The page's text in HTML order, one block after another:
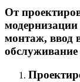
От
монтаж, ввод
обслуживание